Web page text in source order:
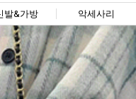
발&가방 악세사리